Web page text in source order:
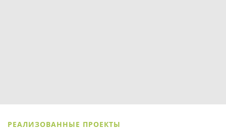
РЕАЛИЗОВАННЫЕ ПРОЕКТЫ